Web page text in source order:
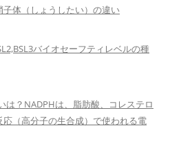
体（しょうしたい）の違い
バイオセーフティレベルの種
は？NADPHは、脂肪酸、コレステロ
（高分子の生合成）で使われる電